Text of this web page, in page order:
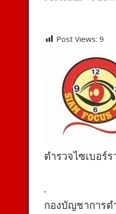
Post Views: 9
ตำรวจไซเบอร์
.
กองบัญชาการต